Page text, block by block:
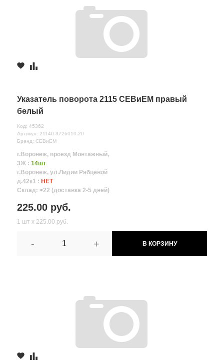
Указатель поворота 2115 СЕВиЕМ правый
белый
Код: 45362
Артикул: 21140-3726010-20
Бренд: СЕВиЕМ
г.Воронеж, проезд Монтажный,
3Ж : 14шт
г.Воронеж, ул.Лидии Рябцевой
д.42к1 : НЕТ
Склад: >22 (доставка 2-5 дней)
225.00 руб.
1 шт х 225.00 руб.
- + В КОРЗИНУ